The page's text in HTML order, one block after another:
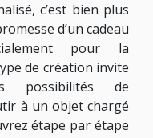
c’est bien plus
d’un cadeau
pour la
de création invite
possibilités de
à un objet chargé
étape par étape